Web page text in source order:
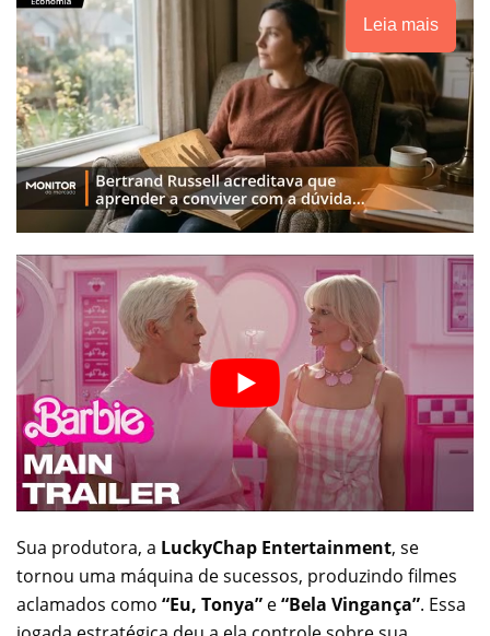
Leia mais
Sua produtora, a LuckyChap Entertainment, se
tornou uma máquina de sucessos, produzindo filmes
aclamados como “Eu, Tonya” e“Bela Vingança”. Essa